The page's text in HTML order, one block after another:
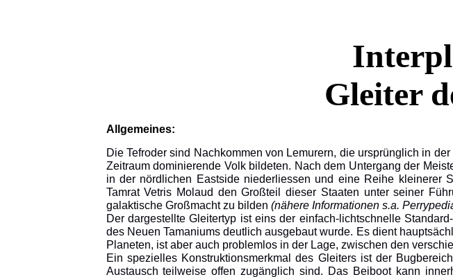
Gleiter
Allgemeines:
Die Tefroder sind Nachkommen von Lemurern, die ursprünglich in
Zeitraum dominierende Volk bildeten. Nach dem Untergang der
in der nördlichen Eastside niederliessen und eine Reihe kleinerer
Tamrat Vetris Molaud den Großteil dieser Staaten unter seiner
galaktische Großmacht zu bilden (nähere Informationen s.a.
Der dargestellte Gleitertyp ist eins der einfach-lichtschnelle
des Neuen Tamaniums deutlich ausgebaut wurde. Es dient
Planeten, ist aber auch problemlos in der Lage, zwischen den
Ein spezielles Konstruktionsmerkmal des Gleiters ist der Bugbereich
Austausch teilweise offen zugänglich sind. Das Beiboot kann